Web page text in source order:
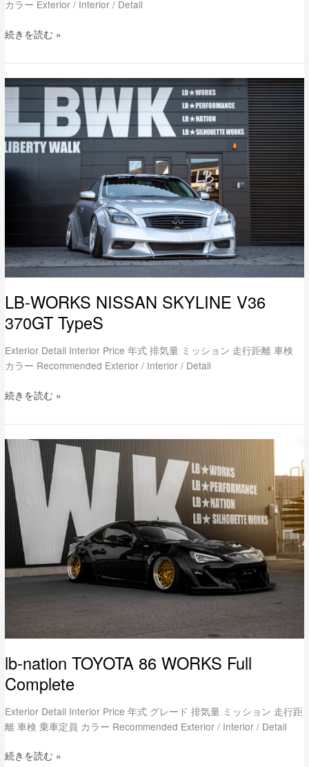
カラー Exterior / Interior / Detail
続きを読む »
LB-WORKS NISSAN SKYLINE V36
370GT TypeS
Exterior Detail Interior Price 年式 排気量 ミッション 走行距離 車検
カラー Recommended Exterior / Interior / Detail
LB-
WORKS
NISSAN
SKYLINE
V36
TypeS
続きを読む »
lb-nation TOYOTA 86 WORKS Full
Complete
Exterior Detail Interior Price 年式 グレード 排気量 ミッション 走行距
離 車検 乗車定員 カラー Recommended Exterior / Interior / Detail
lb-
nation
TOYOTA
86
WORKS
Full
Complete
続きを読む »